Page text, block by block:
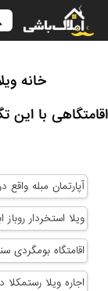
خانه
اقامتگاهی با
آپارتمان مبله
ویلا استخردار
اقامتگاه بومگردی
اجاره ویلا رستمکلا